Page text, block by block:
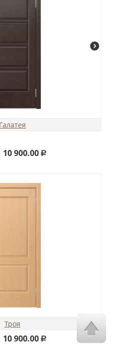
Галатея
10 900.00 Р
Троя
10 900.00 Р